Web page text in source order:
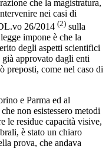
che la magistratura,
nei casi di
26/2014 (2) sulla
impone è che la
degli aspetti scientifici
approvato dagli enti
preposti, come nel caso di
e Parma ed al
non esistessero metodi
le residue capacità visive,
è stato un chiaro
prova, che andava